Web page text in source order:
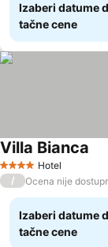
Izaberi datume
tačne cene
4 ZvezdiceHotel
Villa Bianca
/ Ocena nije
Izaberi datume
tačne cene